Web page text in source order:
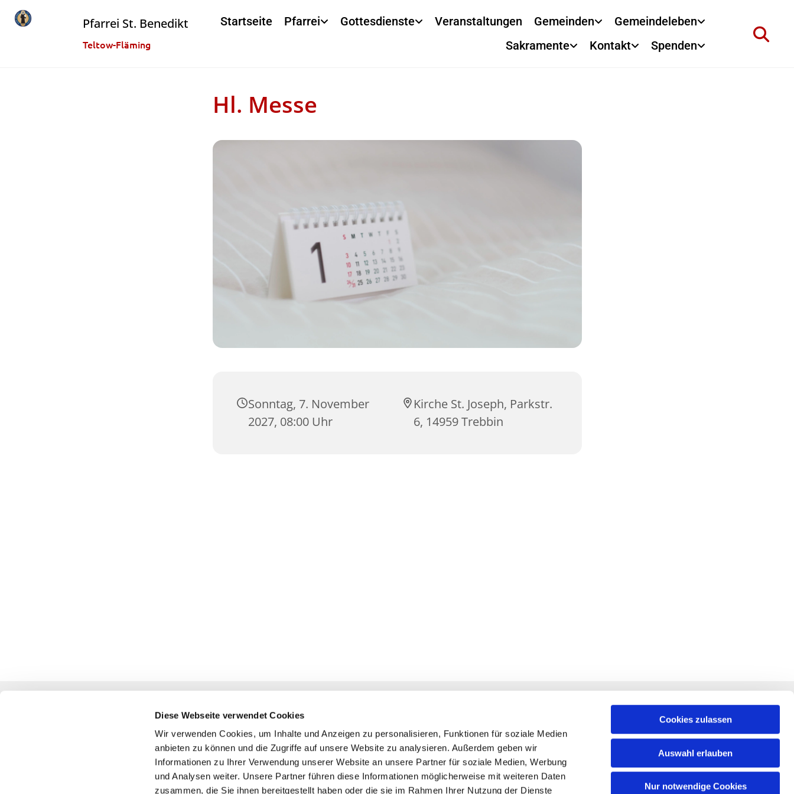
Diese Webseite verwendet Cookies
Wir verwenden Cookies, um Inhalte und Anzeigen zu personalisieren, Funktionen für soziale Medien
anbieten zu können und die Zugriffe auf unsere Website zu analysieren. Außerdem geben wir
Informationen zu Ihrer Verwendung unserer Website an unsere Partner für soziale Medien, Werbung
und Analysen weiter. Unsere Partner führen diese Informationen möglicherweise mit weiteren Daten
zusammen, die Sie ihnen bereitgestellt haben oder die sie im Rahmen Ihrer Nutzung der Dienste
Cookies zulassen
Auswahl erlauben
Nur notwendige Cookies
Pfarrei St. Benedikt
Teltow-Fläming
Startseite Pfarrei Gottesdienste Veranstaltungen Gemeinden
Gemeindeleben
Sakramente
Kontakt Spenden
Hl. Messe
Sonntag, 7. November
2027, 08:00 Uhr
Kirche St. Joseph, Parkstr.
6, 14959 Trebbin
Katholische Kirchengemeinde
Pfarrei St. Benedikt Teltow-Fläming
Veranstaltungen
Pfarrbüro
Prävention
Webmasterteam
Redaktionsteam
RECHTLICHES
Datenschutz